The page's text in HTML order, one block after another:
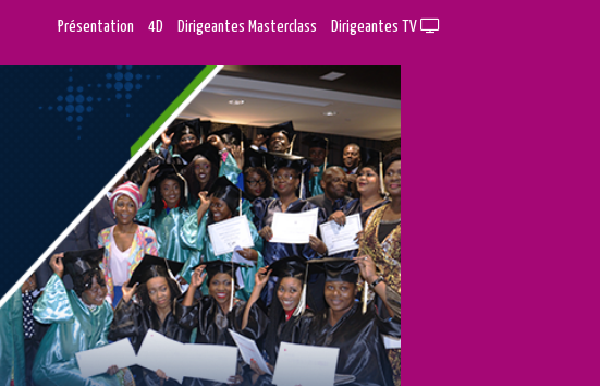
Présentation 4D Dirigeantes Masterclass Dirigeantes TV